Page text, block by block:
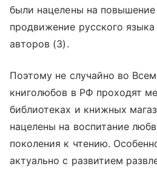
были нацелены на повышение
продвижение русского
авторов (3).
Поэтому не случайно во
книголюбов в РФ проходят
библиотеках и книжных
нацелены на воспитание
поколения к чтению.
актуально с развитием